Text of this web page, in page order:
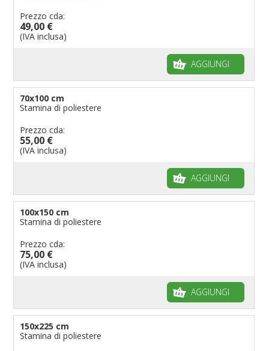
Prezzo cda:
49,00 €
(IVA inclusa)
AGGIUNGI
70x100 cm
Stamina di poliestere
Prezzo cda:
55,00 €
(IVA inclusa)
AGGIUNGI
100x150 cm
Stamina di poliestere
Prezzo cda:
75,00 €
(IVA inclusa)
AGGIUNGI
150x225 cm
Stamina di poliestere